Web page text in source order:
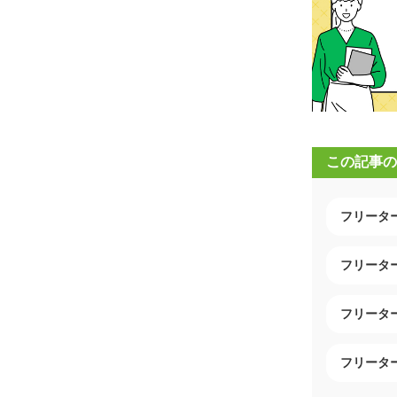
この記事
フリータ
フリータ
フリータ
フリータ